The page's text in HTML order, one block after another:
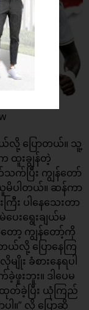
လို့ ပြောတယ်။ သူ့
ထူးချွန်တဲ့
သက်ပြီး ကျွန်တော်
ပါတယ်။ ဆန်ကာ
ြီး ပါနေသေးတာ
းရွေးချယ်မ
ော့ ကျွန်တော့်ကို
လို့ ပြောနေကြ
း ခံစားနေရပါ
ဖူးဘူး။ ဒါပေမ
းထုတ်ခဲ့ပြီး ယုံကြည်
။” လို့ ပြောဆို